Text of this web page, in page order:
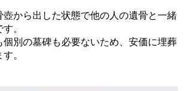
から出した状態で他の人の遺骨と一緒
。
別の墓碑も必要ないため、安価に埋葬
。